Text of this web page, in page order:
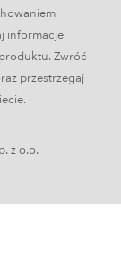
informacje
Zwróć
przestrzegaj
z o.o.